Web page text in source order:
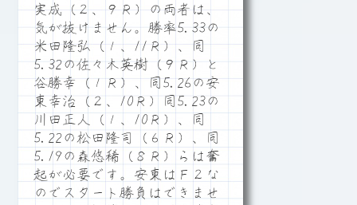
実成（２、９Ｒ）の両者は、
気が抜けません。勝率5.33の
米田隆弘（１、11Ｒ）、同
5.32の佐々木英樹（９Ｒ）と
谷勝幸（１Ｒ）、同5.26の安
東幸治（２、10Ｒ）同5.23の
川田正人（１、10Ｒ）、同
5.22の松田隆司（６Ｒ）、同
5.19の森悠稀（８Ｒ）らは奮
起が必要です。安東はＦ２な
のでスタート勝負はできませ